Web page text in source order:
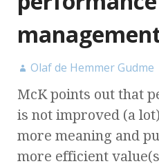
Olaf de Hemmer Gudme
McK points out that
is not improved (a
more meaning and
more efficient